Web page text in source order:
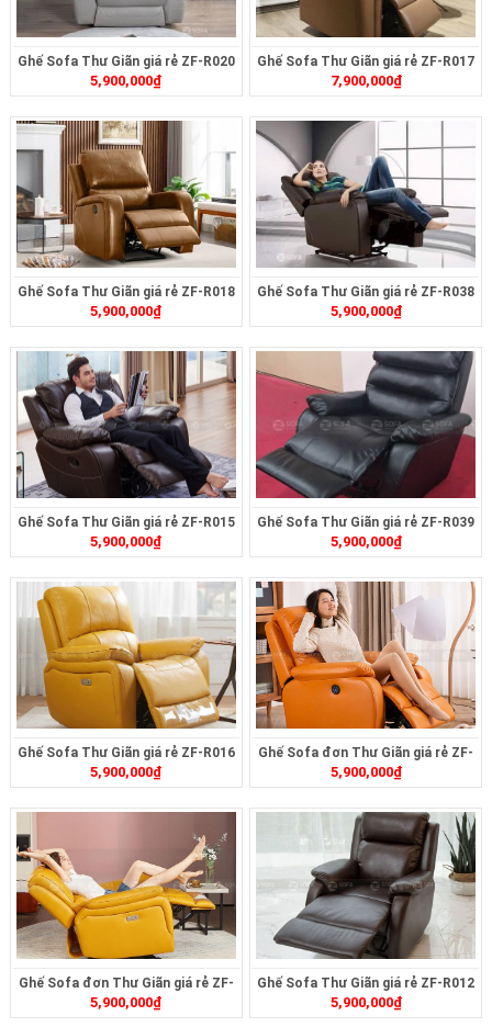
Ghế Sofa Thư Giãn giá rẻ ZF-R020
5,900,000₫
Ghế Sofa Thư Giãn giá rẻ ZF-R017
7,900,000₫
Ghế Sofa Thư Giãn giá rẻ ZF-R018
5,900,000₫
Ghế Sofa Thư Giãn giá rẻ ZF-R038
5,900,000₫
Ghế Sofa Thư Giãn giá rẻ ZF-R015
5,900,000₫
Ghế Sofa Thư Giãn giá rẻ ZF-R039
5,900,000₫
Ghế Sofa Thư Giãn giá rẻ ZF-R016
5,900,000₫
Ghế Sofa đơn Thư Giãn giá rẻ ZF-
R014
5,900,000₫
Ghế Sofa đơn Thư Giãn giá rẻ ZF-
R013
5,900,000₫
Ghế Sofa Thư Giãn giá rẻ ZF-R012
5,900,000₫